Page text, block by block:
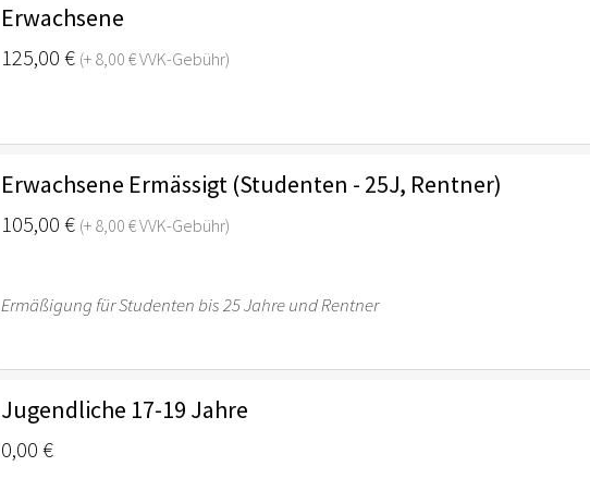
Erwachsene
125,00 € (+ 8,00 € VVK-Gebühr)
Erwachsene Ermässigt (Studenten - 25J, Rentner)
105,00 € (+ 8,00 € VVK-Gebühr)
Ermäßigung für Studenten bis 25 Jahre und Rentner
Jugendliche 17-19 Jahre
0,00 €